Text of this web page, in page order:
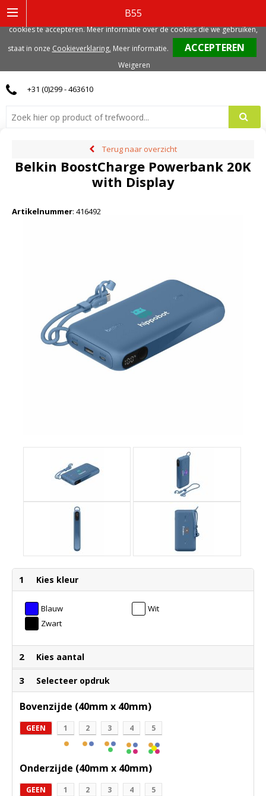
B55
0
+31 (0)299 - 463610
Terug naar overzicht
Belkin BoostCharge Powerbank 20K
with Display
Artikelnummer: 416492
1 Kies kleur
Blauw
Wit
Zwart
2 Kies aantal
3 Selecteer opdruk
Bovenzijde (40mm x 40mm)
GEEN 1 2 3 4 5
Onderzijde (40mm x 40mm)
GEEN 1 2 3 4 5
gerelateerde cookies. Voor de beste gebruikerservaring, adviseren we deze
cookies te accepteren. Meer informatie over de cookies die we gebruiken,
staat in onze Cookieverklaring. Meer informatie.
Weigeren